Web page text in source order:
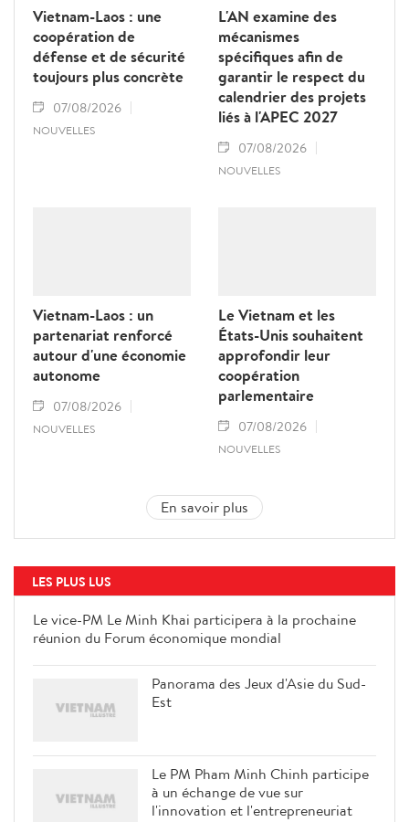
Vietnam-Laos : une
coopération de
défense et de sécurité
toujours plus concrète
07/08/2026
NOUVELLES
L'AN examine des
mécanismes
spécifiques afin de
garantir le respect du
calendrier des projets
liés à l'APEC 2027
07/08/2026
NOUVELLES
Vietnam-Laos : un
partenariat renforcé
autour d'une économie
autonome
07/08/2026
NOUVELLES
Le Vietnam et les
États-Unis souhaitent
approfondir leur
coopération
parlementaire
07/08/2026
NOUVELLES
En savoir plus
LES PLUS LUS
Le vice-PM Le Minh Khai participera à la prochaine
réunion du Forum économique mondial
Panorama des Jeux d'Asie du Sud-
Est
Le PM Pham Minh Chinh participe
à un échange de vue sur
l'innovation et l'entrepreneuriat